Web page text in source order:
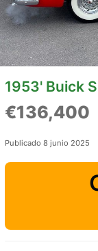
1953' Buick
€136,400
Publicado 8 junio 2025